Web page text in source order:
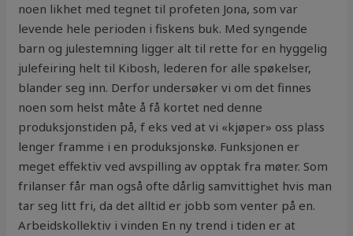
noen likhet med tegnet til profeten Jona, som var
levende hele perioden i fiskens buk. Med syngende
barn og julestemning ligger alt til rette for en hyggelig
julefeiring helt til Kibosh, lederen for alle spøkelser,
blander seg inn. Derfor undersøker vi om det finnes
noen som helst måte å få kortet ned denne
produksjonstiden på, f eks ved at vi «kjøper» oss plass
lenger framme i en produksjonskø. Funksjonen er
meget effektiv ved avspilling av opptak fra møter. Som
frilanser får man også ofte dårlig samvittighet hvis man
tar seg litt fri, da det alltid er jobb som venter på en.
Arbeidskollektiv i vinden En ny trend i tiden er at